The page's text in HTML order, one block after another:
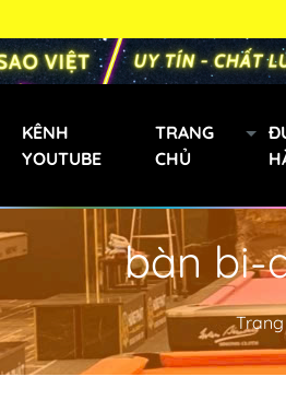
KÊNH
YOUTUBE
TRANG
CHỦ
Bàn Bi-a Phăng
Bàn Bida Phăng Mini
Bàn Bi-a Gia Đình
bàn bi-